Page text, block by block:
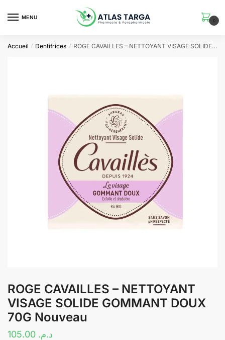
MENU
0
Accueil / Dentifrices / ROGE CAVAILLES – NETTOYANT VISAGE SOLIDE GOMMANT DOUX 70G Nouveau
ROGE CAVAILLES – NETTOYANT
VISAGE SOLIDE GOMMANT DOUX
70G Nouveau
د.م.